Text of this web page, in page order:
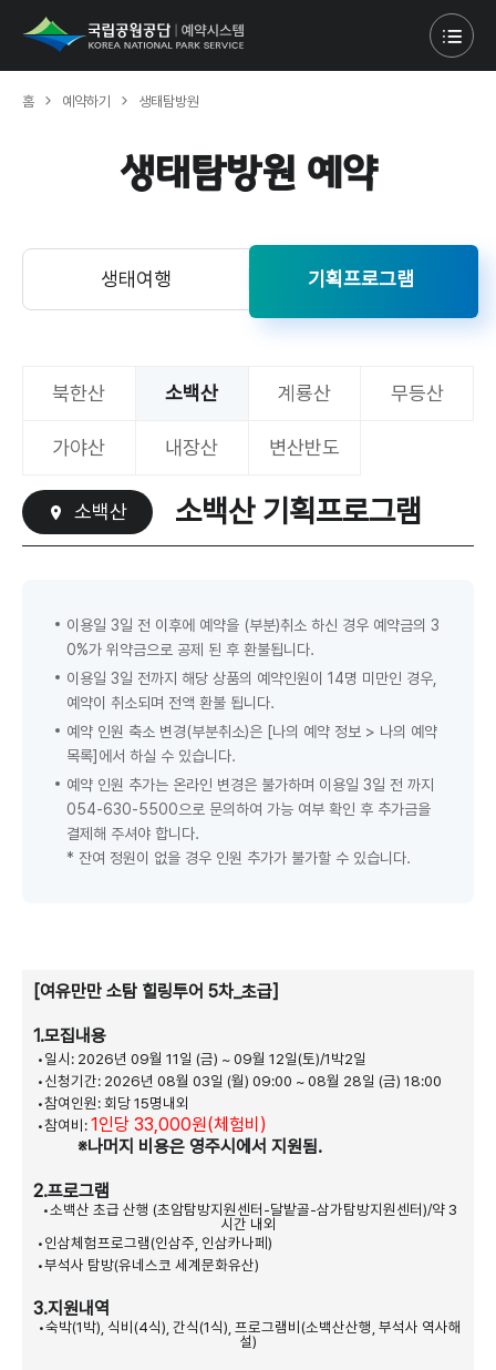
홈 예약하기 생태탐방원
생태탐방원 예약
생태여행 기획프로그램
북한산 소백산 계룡산 무등산
가야산 내장산 변산반도
소백산 소백산 기획프로그램
이용일 3일 전 이후에 예약을 (부분)취소 하신 경우 예약금의 3
0%가 위약금으로 공제 된 후 환불됩니다.
이용일 3일 전까지 해당 상품의 예약인원이 14명 미만인 경우,
예약이 취소되며 전액 환불 됩니다.
예약 인원 축소 변경(부분취소)은 [나의 예약 정보 > 나의 예약
목록]에서 하실 수 있습니다.
예약 인원 추가는 온라인 변경은 불가하며 이용일 3일 전 까지
054-630-5500으로 문의하여 가능 여부 확인 후 추가금을
결제해 주셔야 합니다.
* 잔여 정원이 없을 경우 인원 추가가 불가할 수 있습니다.
[여유만만 소탐 힐링투어 5차_초급]
1.모집내용
•일시: 2026년 09월 11일 (금) ~ 09월 12일(토)/1박2일
•신청기간: 2026년 08월 03일 (월) 09:00 ~ 08월 28일 (금) 18:00
•참여인원: 회당 15명내외
•참여비:1인당 33,000원(체험비)
※나머지 비용은 영주시에서 지원됨.
2.프로그램
•소백산 초급 산행 (초암탐방지원센터-달밭골-삼가탐방지원센터)/약 3
시간 내외
•인삼체험프로그램(인삼주, 인삼카나페)
•부석사 탐방(유네스코 세계문화유산)
3.지원내역
•숙박(1박), 식비(4식), 간식(1식), 프로그램비(소백산산행, 부석사 역사해
설)